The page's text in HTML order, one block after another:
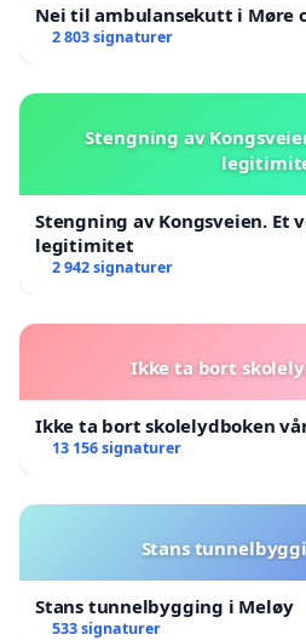
Nei til ambulansekutt i Møre
2 803 signaturer
Stengning av
Stengning av Kongsveien. Et
legitimitet
2 942 signaturer
Ikke ta bort
Ikke ta bort skolelydboken
13 156 signaturer
Stans
Stans tunnelbygging i Meløy
533 signaturer